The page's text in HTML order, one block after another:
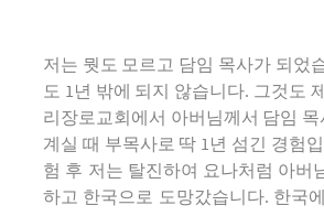
저는 뭣도 모르고 담임 목사가 되었
도 1년 밖에 되지 않습니다. 그것도
리장로교회에서 아버님께서 담임
계실 때 부목사로 딱 1년 섬긴 경험
험 후 저는 탈진하여 요나처럼 아버
하고 한국으로 도망갔습니다. 한국